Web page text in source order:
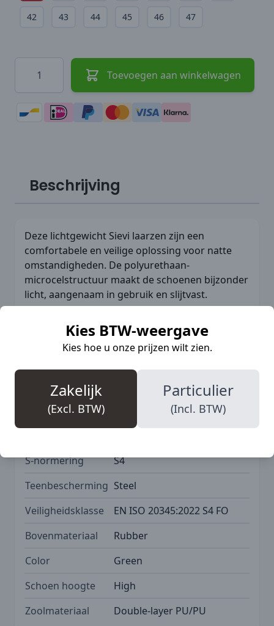
Kies BTW-weergave
Kies hoe u onze prijzen wilt zien.
Zakelijk
(Excl. BTW)
Particulier
(Incl. BTW)
42 43 44 45 46 47
Hoeveelheid
Toevoegen aan winkelwagen
Beschrijving
Deze lichtgewicht Sievi laarzen zijn een
comfortabele en veilige oplossing voor natte
omstandigheden. De polyurethaan-
microcelstructuur maakt de schoenen bijzonder
licht, aangenaam in gebruik en slijtvast.
Meer informatie
SIE-95-51010-112-95O
S-normering
S4
Teenbescherming Steel
Veiligheidsklasse
EN ISO 20345:2022 S4 FO
Bovenmateriaal
Rubber
Color
Green
Schoen hoogte
High
Zoolmateriaal
Double-layer PU/PU